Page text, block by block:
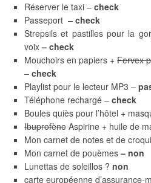
Réserver le taxi – check
Passeport – check
Strepsils et pastilles pour la
voix– check
Mouchoirs en papiers + Fervex
– check
Playlist pour le lecteur MP3 –
Téléphone rechargé – check
Boules quiès pour l’hôtel +
Ibuprofène Aspirine + huile de
Mon carnet de notes et de
Mon carnet de pouèmes– non
Lunettas de soleillos ? non
carte européenne d’assurance-